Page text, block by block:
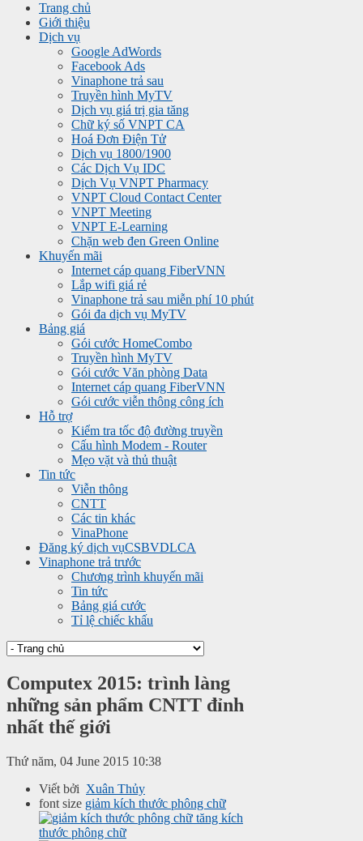
Trang chủ
Giới thiệu
Dịch vụ
Google AdWords
Facebook Ads
Vinaphone trả sau
Truyền hình MyTV
Dịch vụ giá trị gia tăng
Chữ ký số VNPT CA
Hoá Đơn Điện Tử
Dịch vụ 1800/1900
Các Dịch Vụ IDC
Dịch Vụ VNPT Pharmacy
VNPT Cloud Contact Center
VNPT Meeting
VNPT E-Learning
Chặn web đen Green Online
Khuyến mãi
Internet cáp quang FiberVNN
Lắp wifi giá rẻ
Vinaphone trả sau miễn phí 10 phút
Gói đa dịch vụ MyTV
Bảng giá
Gói cước HomeCombo
Truyền hình MyTV
Gói cước Văn phòng Data
Internet cáp quang FiberVNN
Gói cước viễn thông công ích
Hỗ trợ
Kiểm tra tốc độ đường truyền
Cấu hình Modem - Router
Mẹo vặt và thủ thuật
Tin tức
Viễn thông
CNTT
Các tin khác
VinaPhone
Đăng ký dịch vụCSBVDLCA
Vinaphone trả trước
Chương trình khuyến mãi
Tin tức
Bảng giá cước
Tỉ lệ chiếc khấu
Computex 2015: trình làng
những sản phẩm CNTT đỉnh
nhất thế giới
Thứ năm, 04 June 2015 10:38
Viết bởi Xuân Thủy
font size giảm kích thước phông chữ
tăng kích
thước phông chữ